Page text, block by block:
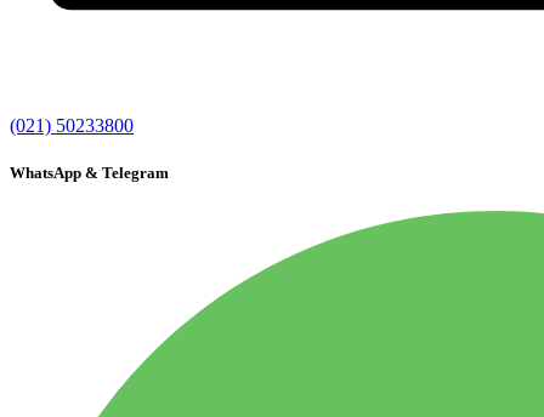
(021) 50233800
WhatsApp & Telegram